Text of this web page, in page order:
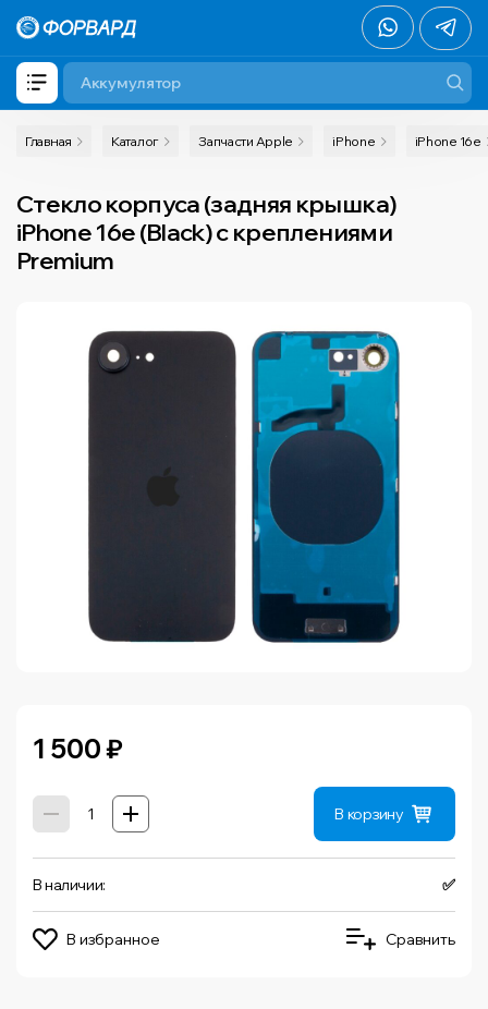
Главная Каталог Запчасти Apple iPhone iPhone 16e
Стекло корпуса (задняя крышка)
iPhone 16e (Black) с креплениями
Premium
1 500₽
В корзину
В наличии: ✅
В избранное Сравнить